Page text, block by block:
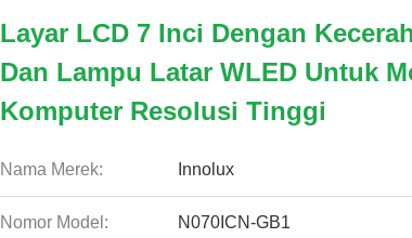
Layar LCD 7 Inci Dengan
Dan Lampu Latar WLED Untuk
Komputer Resolusi Tinggi
Nama Merek: Innolux
Nomor Model: N070ICN-GB1